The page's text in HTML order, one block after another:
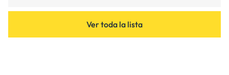
Ver toda la lista